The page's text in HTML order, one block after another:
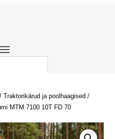
Traktorikärud ja poolhaagised /
MTM 7100 10T FD 70